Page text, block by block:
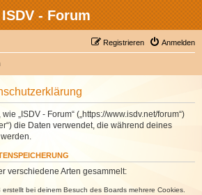
ISDV - Forum
Anmelden
Registrieren
„ISDV - Forum“ („https://www.isdv.net/forum“)
die Daten verwendet, die während deines
verschiedene Arten gesammelt:
bei deinem Besuch des Boards mehrere Cookies.